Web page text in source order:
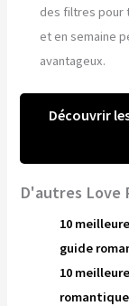
des filtres pour
et en semaine
avantageux.
Découvrir
D'autres Love
10
guide
10